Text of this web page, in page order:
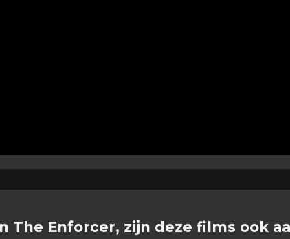
The Enforcer, zijn deze films ook